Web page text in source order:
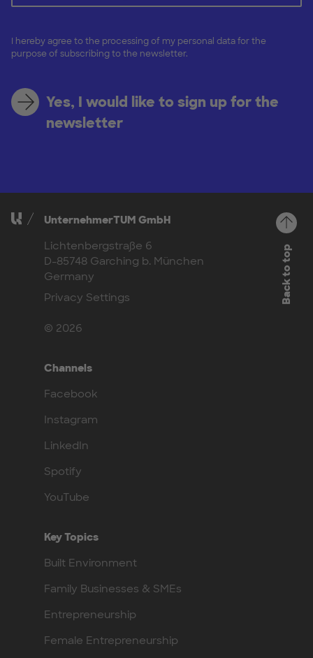
I hereby agree to the processing of my personal data for the
purpose of subscribing to the newsletter.
Yes, I would like to sign up for the
newsletter
UnternehmerTUM GmbH
Lichtenbergstraße 6
D-85748 Garching b. München
Germany
Privacy Settings
© 2026
Channels
Facebook
Instagram
LinkedIn
Spotify
YouTube
Key Topics
Built Environment
Family Businesses & SMEs
Entrepreneurship
Female Entrepreneurship
Back to top